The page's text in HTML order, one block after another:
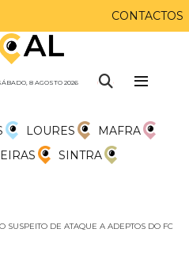
CONTACTOS
8 AGOSTO 2026
LOURES
MAFRA
SINTRA
SUSPEITO DE ATAQUE A ADEPTOS DO FC